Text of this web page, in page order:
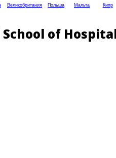
Великобритания Польша Мальта Кипр
of